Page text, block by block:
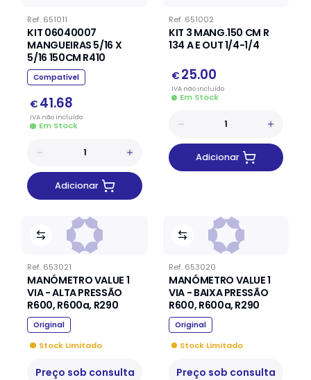
Ref. 651011
KIT 06040007
MANGUEIRAS 5/16 X
5/16 150CM R410
Compatível
€ 41.68
IVA nãoincluído
Em Stock
Adicionar
Ref. 651002
KIT 3 MANG.150 CM R
134 A E OUT 1/4-1/4
€ 25.00
IVA nãoincluído
Em Stock
Adicionar
Ref. 653021
MANÓMETRO VALUE 1
VIA - ALTA PRESSÃO
R600, R600a, R290
Original
Stock Limitado
Preço sob consulta
Ref. 653020
MANÓMETRO VALUE 1
VIA - BAIXA PRESSÃO
R600, R600a, R290
Original
Stock Limitado
Preço sob consulta